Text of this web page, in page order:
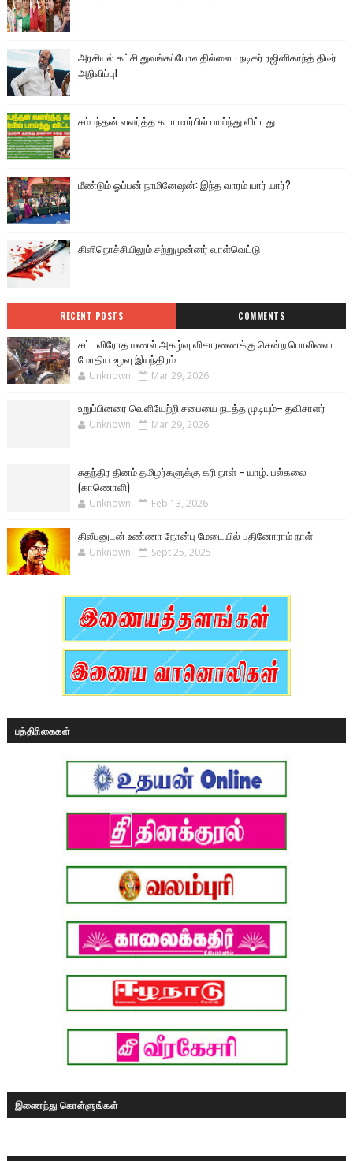
அரசியல் கட்சி துவங்கப்போவதில்லை - நடிகர் ரஜினிகாந்த் திடீர்
அறிவிப்பு!
சம்பந்தன் வளர்த்த கடா மார்பில் பாய்ந்து விட்டது
மீண்டும் ஓப்பன் நாமினேஷன்: இந்த வாரம் யார் யார்?
கிளிநொச்சியிலும் சற்றுமுன்னர் வாள்வெட்டு
RECENT POSTS COMMENTS
சட்டவிரோத மணல் அகழ்வு விசாரணைக்கு சென்ற பொலிஸை
மோதிய உழவு இயந்திரம்
Unknown Mar 29, 2026
உறுப்பினரை வெளியேற்றி சபையை நடத்த முடியும்– தவிசாளர்
Unknown Mar 29, 2026
சுதந்திர தினம் தமிழர்களுக்கு கரி நாள் – யாழ். பல்கலை
(காணொளி)
Unknown Feb 13, 2026
திலீபனுடன் உண்ணா நோன்பு மேடையில் பதினோராம் நாள்
Unknown Sept 25, 2025
பத்திரிகைகள்
இணைந்து கொள்ளுங்கள்